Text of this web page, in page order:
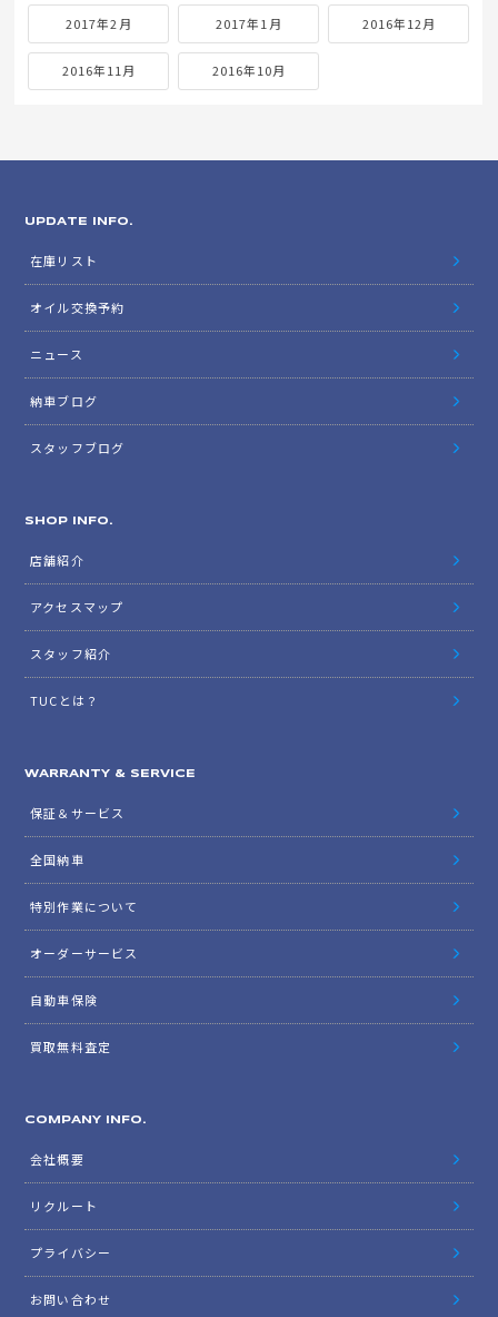
2017年2月 2017年1月 2016年12月
2016年11月 2016年10月
UPDATE INFO.
在庫リスト
オイル交換予約
ニュース
納車ブログ
スタッフブログ
SHOP INFO.
店舗紹介
アクセスマップ
スタッフ紹介
TUCとは？
WARRANTY & SERVICE
保証＆サービス
全国納車
特別作業について
オーダーサービス
自動車保険
買取無料査定
COMPANY INFO.
会社概要
リクルート
プライバシー
お問い合わせ